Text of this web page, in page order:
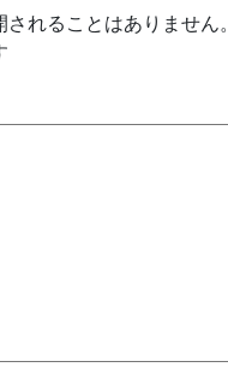
れることはありません。